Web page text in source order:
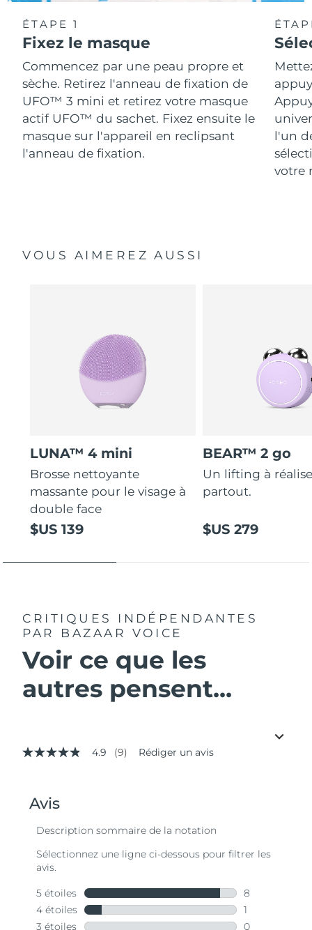
ÉTAPE 1
Fixez le masque
Commencez par une peau propre et
sèche. Retirez l'anneau de fixation de
UFO™ 3 mini et retirez votre masque
actif UFO™ du sachet. Fixez ensuite le
masque sur l'appareil en reclipsant
l'anneau de fixation.
l'un
votre
VOUS AIMEREZ AUSSI
LUNA™ 4 mini
Brosse nettoyante
massante pour le visage à
double face
$US 139
BEAR™ 2 go
Un lifting à
partout.
$US 279
CRITIQUES INDÉPENDANTES
PAR BAZAAR VOICE
Voir ce que les
autres pensent...
4.9
valeur
de
note
Read
Lien
même
4.9 (9) Rédiger un avis